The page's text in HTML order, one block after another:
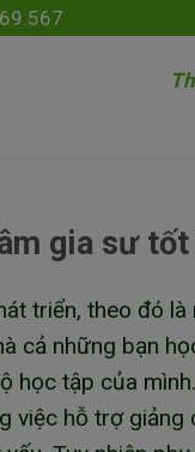
gia sư
triển, theo đó
cả những bạn
học tập của
việc hỗ trợ